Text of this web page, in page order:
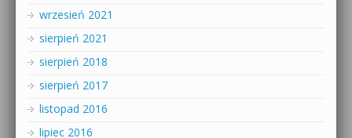
wrzesień 2021
sierpień 2021
sierpień 2018
sierpień 2017
listopad 2016
lipiec 2016